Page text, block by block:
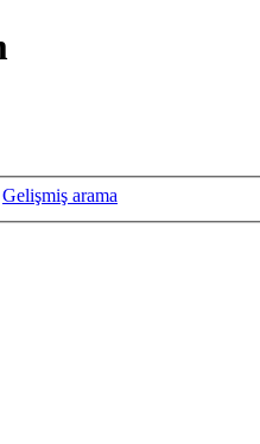
Gelişmiş arama